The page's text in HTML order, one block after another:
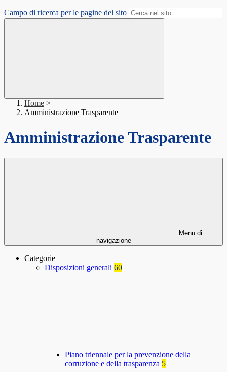
Campo di ricerca per le pagine del sito
Home >
Amministrazione Trasparente
Amministrazione Trasparente
Menu di
navigazione
Categorie
Disposizioni generali 60
Piano triennale per la prevenzione della
corruzione e della trasparenza 5